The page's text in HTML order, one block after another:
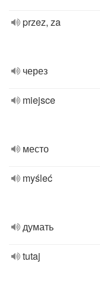
przez, za
через
miejsce
место
myśleć
думать
tutaj